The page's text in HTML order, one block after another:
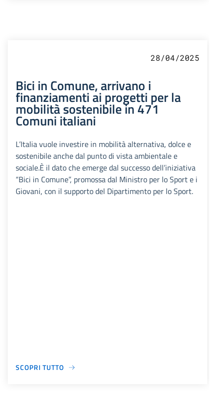
28/04/2025
Bici in Comune, arrivano i
finanziamenti ai progetti per la
mobilità sostenibile in 471
Comuni italiani
L’Italia vuole investire in mobilità alternativa, dolce e
sostenibile anche dal punto di vista ambientale e
sociale.È il dato che emerge dal successo dell’iniziativa
“Bici in Comune”, promossa dal Ministro per lo Sport e i
Giovani, con il supporto del Dipartimento per lo Sport.
SCOPRI TUTTO